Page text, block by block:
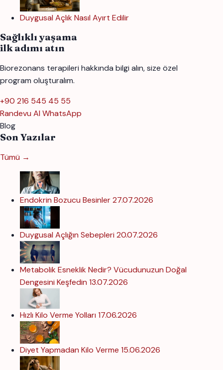
Duygusal Açlık Nasıl Ayırt Edilir
Sağlıklı yaşama
ilk adımı atın
Biorezonans terapileri hakkında bilgi alın, size özel
program oluşturalım.
+90 216 545 45 55
Randevu Al WhatsApp
Blog
Son Yazılar
Tümü →
Endokrin Bozucu Besinler27.07.2026
Duygusal Açlığın Sebepleri 20.07.2026
Metabolik Esneklik Nedir? Vücudunuzun Doğal
Dengesini Keşfedin 13.07.2026
Hızlı Kilo Verme Yolları 17.06.2026
Diyet Yapmadan Kilo Verme 15.06.2026